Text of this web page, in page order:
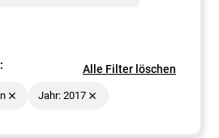
Alle Filter löschen
Jahr: 2017